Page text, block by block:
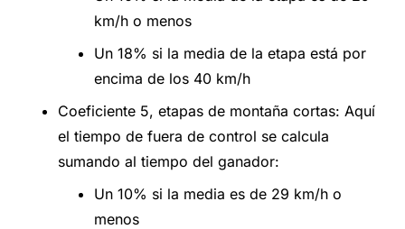
km/h o menos
Un 18% si la media de la etapa está por
encima de los 40 km/h
Coeficiente 5, etapas de montaña cortas: Aquí
el tiempo de fuera de control se calcula
sumando al tiempo del ganador:
Un 10% si la media es de 29 km/h o
menos